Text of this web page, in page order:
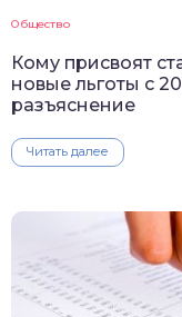
Общество
Кому присвоят
новые льготы с
разъяснение
Читать далее